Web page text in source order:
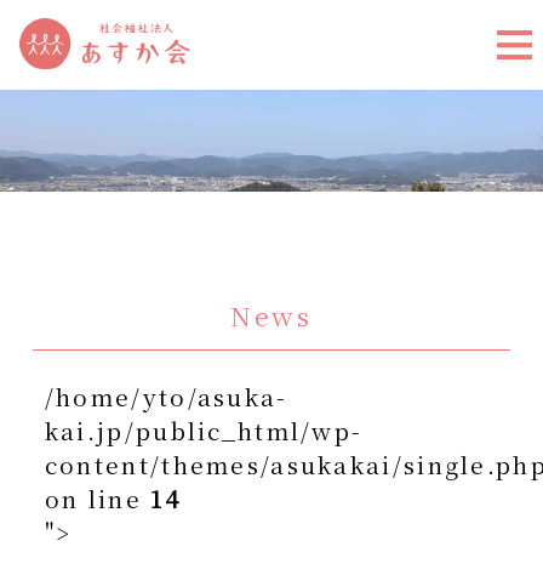
News
/home/yto/asuka-
kai.jp/public_html/wp-
content/themes/asukakai/
on line 14
">